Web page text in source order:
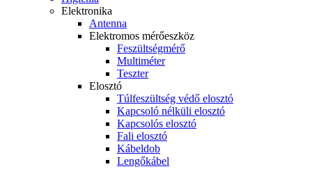
Elektronika
Antenna
Elektromos mérőeszköz
Feszültségmérő
Multiméter
Teszter
Elosztó
Túlfeszültség védő elosztó
Kapcsoló nélküli elosztó
Kapcsolós elosztó
Fali elosztó
Kábeldob
Lengőkábel